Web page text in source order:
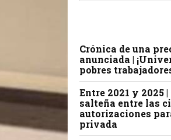
Crónica de una
anunciada |
pobres
Entre 2021 y 2025
salteña entre las
autorizaciones
privada